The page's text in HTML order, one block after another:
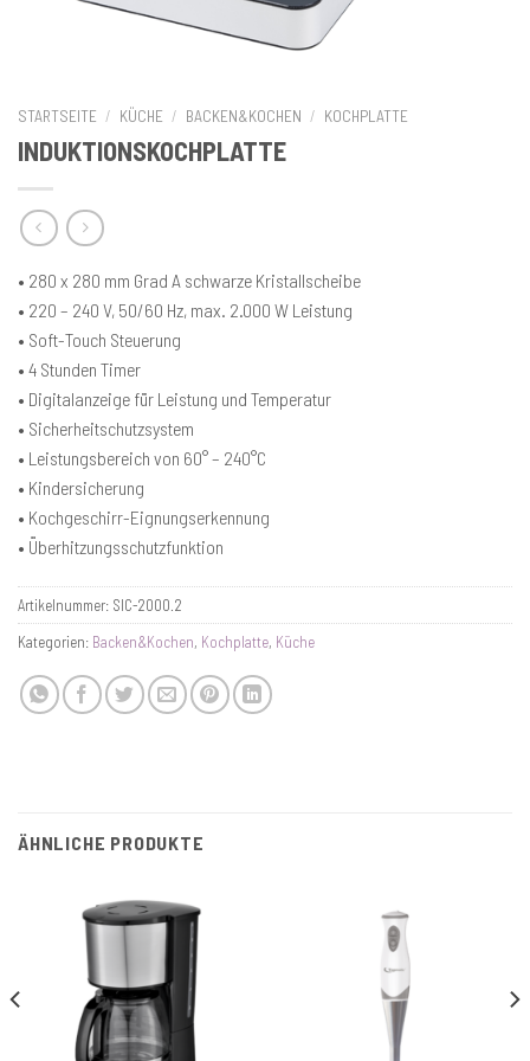
STARTSEITE / KÜCHE / BACKEN&KOCHEN / KOCHPLATTE
INDUKTIONSKOCHPLATTE
• 280 x 280 mm Grad A schwarze Kristallscheibe
• 220 – 240 V, 50/60 Hz, max. 2.000 W Leistung
• Soft-Touch Steuerung
• 4 Stunden Timer
• Digitalanzeige für Leistung und Temperatur
• Sicherheitschutzsystem
• Leistungsbereich von 60° – 240°C
• Kindersicherung
• Kochgeschirr-Eignungserkennung
• Überhitzungsschutzfunktion
Artikelnummer: SIC-2000.2
Kategorien: Backen&Kochen, Kochplatte, Küche
ÄHNLICHE PRODUKTE